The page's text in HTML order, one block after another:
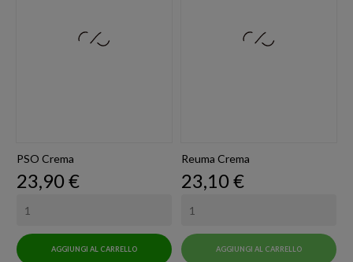
PSO Crema
Prezzo
23,90 €
AGGIUNGI AL CARRELLO
Reuma Crema
Prezzo
23,10 €
AGGIUNGI AL CARRELLO